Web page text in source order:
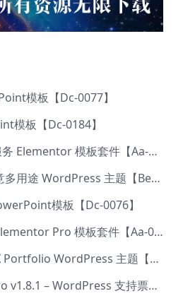
模板【Dc-0077】
模板【Dc-0184】
Jarvis – 网络安全服务 Elementor 模板套件【Aa-0035】
lmpeka v1.3.9-创意多用途 WordPress 主题【Be-0064】
模板【Dc-0076】
Agria – 农业公司 Elementor Pro 模板套件【Aa-0003】
Rhye v3.5.3 – AJAX Portfolio WordPress 主题【Bi-0049】
Fluent Support Pro v1.8.1 – WordPress 支持票务系统【Cc-0041】